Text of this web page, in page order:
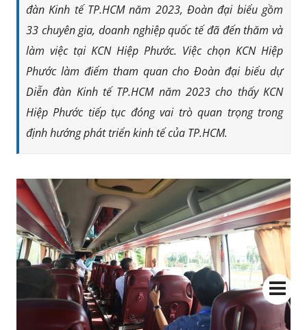
đàn Kinh tế TP.HCM năm 2023, Đoàn đại biểu gồm
33 chuyên gia, doanh nghiệp quốc tế đã đến thăm và
làm việc tại KCN Hiệp Phước. Việc chọn KCN Hiệp
Phước làm điểm tham quan cho Đoàn đại biểu dự
Diễn đàn Kinh tế TP.HCM năm 2023 cho thấy KCN
Hiệp Phước tiếp tục đóng vai trò quan trọng trong
định hướng phát triển kinh tế của TP.HCM.